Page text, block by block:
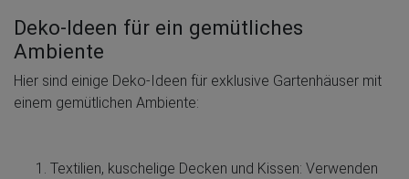
Deko-Ideen für ein gemütliches
Ambiente
Hier sind einige Deko-Ideen für exklusive Gartenhäuser mit
einem gemütlichen Ambiente:
Textilien, kuschelige Decken und Kissen: Verwenden